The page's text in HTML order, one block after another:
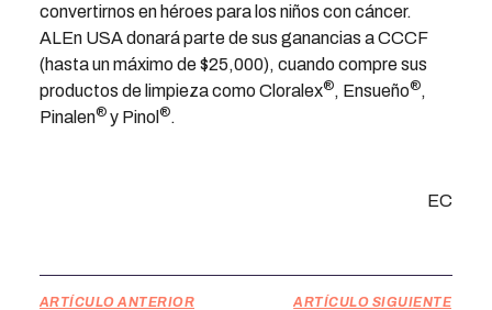
convertirnos en héroes para los niños con cáncer.
ALEn USA donará parte de sus ganancias a CCCF
(hasta un máximo de $25,000), cuando compre sus
productos de limpieza como Cloralex®, Ensueño®,
Pinalen®y Pinol ®.
EC
ARTÍCULO ANTERIOR ARTÍCULO SIGUIENTE